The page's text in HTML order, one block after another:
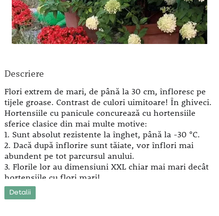
Descriere
Flori extrem de mari, de până la 30 cm, înfloresc pe
tijele groase. Contrast de culori uimitoare! În ghiveci.
Hortensiile cu panicule concurează cu hortensiile
sferice clasice din mai multe motive:
1. Sunt absolut rezistente la înghet, până la -30 °C.
2. Dacă după înflorire sunt tăiate, vor înflori mai
abundent pe tot parcursul anului.
3. Florile lor au dimensiuni XXL chiar mai mari decât
hortensiile cu flori mari!
4. Culoarea florilor se schimbă in timpul infloririi si
nu se estompează, dimpotrivă, devine din ce în ce
Detalii